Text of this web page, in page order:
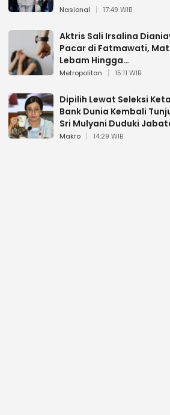
Wamenhan RI
Nasional 17:49 WIB
Aktris Sali Irsalina
Pacar di Fatmawati,
Lebam Hingga
Diselamatkan Polantas
Metropolitan 15:11 WIB
Dipilih Lewat Seleksi
Bank Dunia Kembali
Sri Mulyani Duduki
Strategis
Makro 14:29 WIB